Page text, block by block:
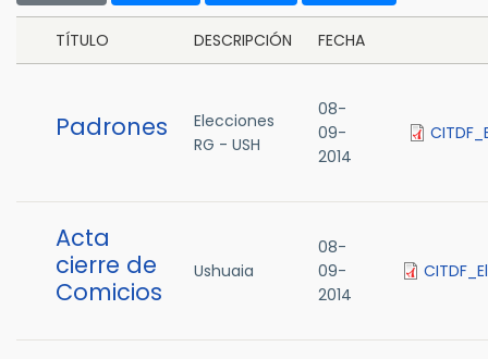
TÍTULO DESCRIPCIÓN FECHA
Padrones
Elecciones
RG - USH
08-
09-
2014
Acta
cierre de
Comicios
Ushuaia
08-
09-
2014